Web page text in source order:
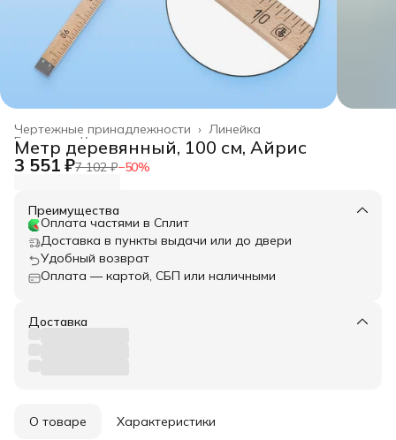
Линейка
Чертежные принадлежности ›
Канцелярские товары ›
Главная ›
Метр деревянный, 100 см, Айрис
3 551 ₽7 102 ₽−50%
Преимущества
Оплата частями в Сплит
Доставка в пункты выдачи или до двери
Удобный возврат
Оплата — картой, СБП или наличными
Доставка
О товаре Характеристики